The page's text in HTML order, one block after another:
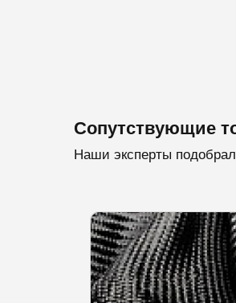
Сопутствующие
Наши эксперты